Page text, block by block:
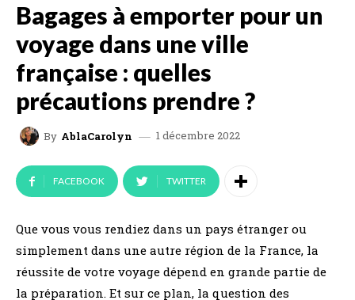
Bagages à emporter pour un
voyage dans une ville
française : quelles
précautions prendre ?
By AblaCarolyn 1 décembre 2022
FACEBOOK TWITTER
Que vous vous rendiez dans un pays étranger ou
simplement dans une autre région de la France, la
réussite de votre voyage dépend en grande partie de
la préparation. Et sur ce plan, la question des